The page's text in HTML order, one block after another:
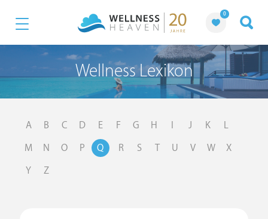
0
Wellness Lexikon
A B C D E F G H J K L
M N O P Q R S T U V W X
Y Z